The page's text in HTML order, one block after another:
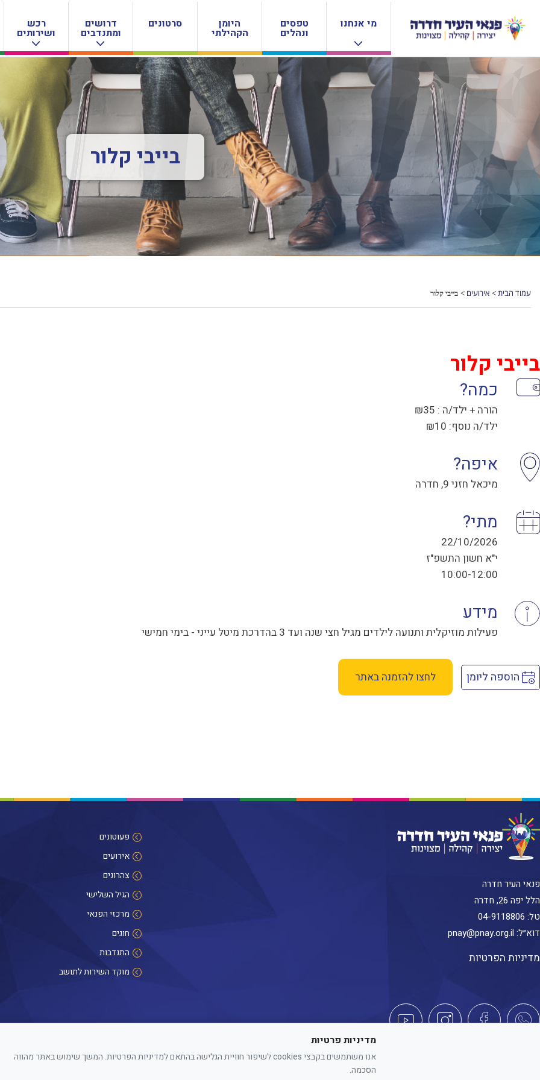
מי אנחנו טפסים
ונהלים
היומן
הקהילתי
סרטונים דרושים
ומתנדבים
רכש
ושירותים
בייבי קלור
עמוד הבית > אירועים > בייבי קלור
בייבי קלור
כמה?
הורה + ילד/ה : ₪35
ילד/ה נוסף: ₪10
איפה?
מיכאל חזני 9, חדרה
מתי?
22/10/2026
י"א חשון התשפ"ז
10:00-12:00
מידע
פעילות מוזיקלית ותנועה לילדים מגיל חצי שנה ועד 3 בהדרכת מיטל עייני - בימי חמישי
הוספה ליומן לחצו להזמנה באתר
פנאי העיר חדרה
הלל יפה 26, חדרה
טל: 04-9118806
דוא״ל: pnay@pnay.org.il
מדיניות הפרטיות
פעוטונים
אירועים
צהרונים
הגיל השלישי
מרכזי הפנאי
חוגים
התנדבות
מוקד השירות לתושב
כל הזכויות שמורות לפנאי העיר חדרה. האתר מספק מידע כללי בלבד. הנוסח המחייב הוא זה הקבוע בהוראות הדין הרלוונטיות והתקפות.
מדיניות פרטיות
אנו משתמשים בקבצי cookies לשיפור חוויית הגלישה בהתאם למדיניות הפרטיות. המשך שימוש באתר מהווה
הסכמה.